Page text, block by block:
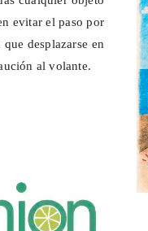
evitar el paso por
desplazarse en
al volante.